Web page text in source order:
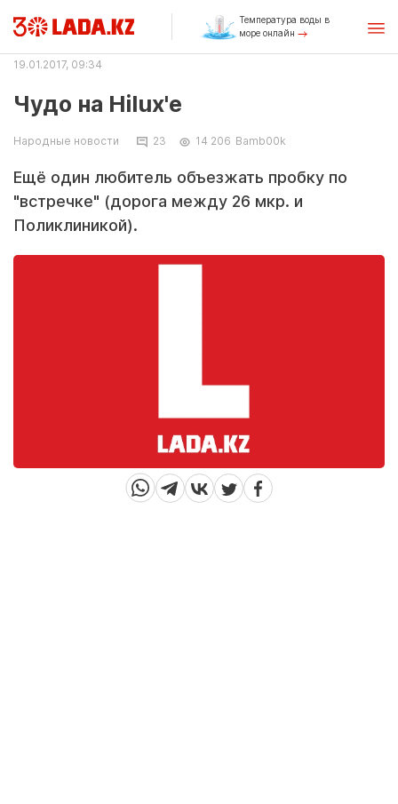
Температура воды в
море онлайн
19.01.2017, 09:34
Чудо на Hilux'е
Народные новости 23 14 206 Bamb00k
Ещё один любитель объезжать пробку по
"встречке" (дорога между 26 мкр. и
Поликлиникой).